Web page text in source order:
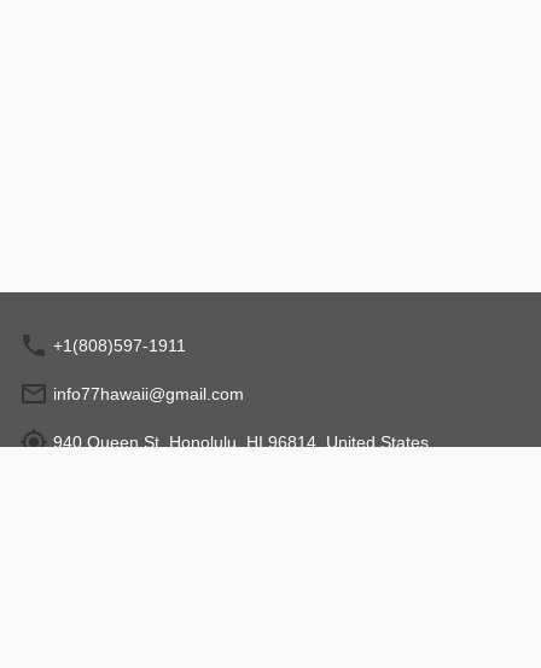
+1(808)597-1911
info77hawaii@gmail.com
940 Queen St, Honolulu, HI 96814, United States